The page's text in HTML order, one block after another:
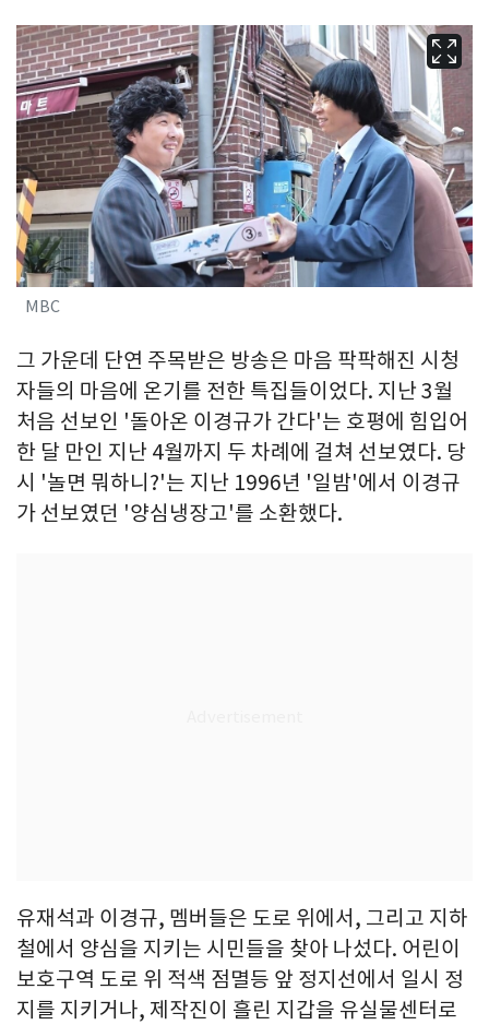
MBC
그 가운데 단연 주목받은 방송은 마음 팍팍해진 시청
자들의 마음에 온기를 전한 특집들이었다. 지난 3월
처음 선보인 '돌아온 이경규가 간다'는 호평에 힘입어
한 달 만인 지난 4월까지 두 차례에 걸쳐 선보였다. 당
시 '놀면 뭐하니?'는 지난 1996년 '일밤'에서 이경규
가 선보였던 '양심냉장고'를 소환했다.
유재석과 이경규, 멤버들은 도로 위에서, 그리고 지하
철에서 양심을 지키는 시민들을 찾아 나섰다. 어린이
보호구역 도로 위 적색 점멸등 앞 정지선에서 일시 정
지를 지키거나, 제작진이 흘린 지갑을 유실물센터로